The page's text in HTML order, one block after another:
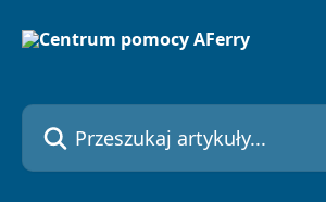
Przeszukaj artykuły...